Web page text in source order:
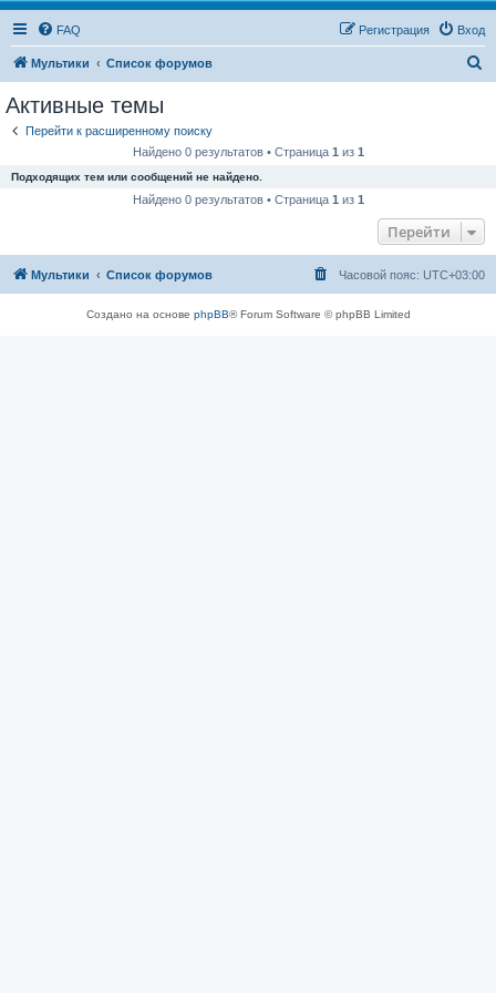
FAQ Вход
Регистрация
Мультики Список форумов
Активные темы
Перейти к расширенному поиску
Найдено 0 результатов • Страница 1 из 1
Подходящих тем или сообщений не найдено.
Найдено 0 результатов • Страница 1 из 1
Перейти
Мультики Список форумов Часовой пояс: UTC+03:00
Создано на основе phpBB® Forum Software © phpBB Limited